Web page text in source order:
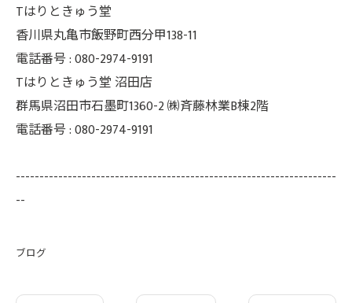
Tはりときゅう堂
香川県丸亀市飯野町西分甲138-11
電話番号 : 080-2974-9191
Tはりときゅう堂 沼田店
群馬県沼田市石墨町1360-2 ㈱斉藤林業B棟2階
電話番号 : 080-2974-9191
--------------------------------------------------------------------
--
ブログ